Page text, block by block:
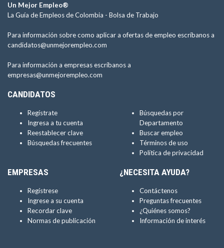
Un Mejor Empleo®
La Guía de Empleos de Colombia - Bolsa de Trabajo
Para información sobre como aplicar a ofertas de empleo escríbanos a
candidatos@unmejorempleo.com
Para información a empresas escríbanos a
empresas@unmejorempleo.com
CANDIDATOS
Regístrate
Ingresa a tu cuenta
Reestablecer clave
Búsquedas frecuentes
Búsquedas por
Departamento
Buscar empleo
Términos de uso
Política de privacidad
EMPRESAS
Regístrese
Ingrese a su cuenta
Recordar clave
Normas de publicación
¿NECESITA AYUDA?
Contáctenos
Preguntas frecuentes
¿Quiénes somos?
Información de interés